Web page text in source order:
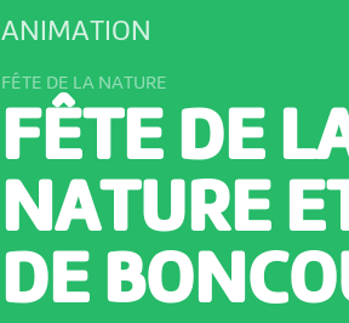
ANIMATION
FÊTE DE LA NATURE
FÊTE DE
NATURE
DE